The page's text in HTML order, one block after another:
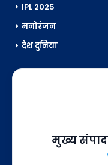
IPL 2025
मनोरंजन
देश दुनिया
मुख्य